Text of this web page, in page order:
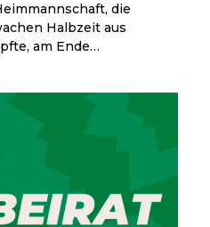
die
Halbzeit aus
am Ende…